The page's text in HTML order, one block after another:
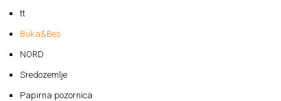
tt
Buka&Bes
NORD
Sredozemlje
Papirna pozornica